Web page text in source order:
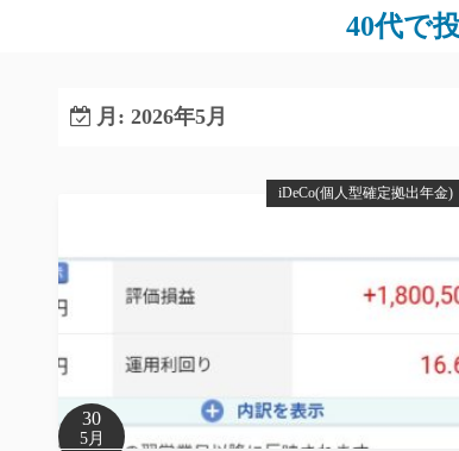
40代で
月: 2026年5月
iDeCo(個人型確定拠出年金)
30
5月